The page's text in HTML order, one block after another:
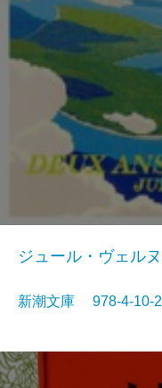
ジュール・ヴェル
新潮文庫 978-4-